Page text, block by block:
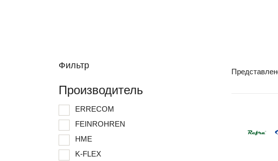
Фильтр
Производитель
ERRECOM
FEINROHREN
HME
K-FLEX